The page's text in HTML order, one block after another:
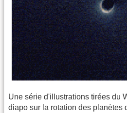
Une série d'illustrations tirées du
diapo sur la rotation des planètes